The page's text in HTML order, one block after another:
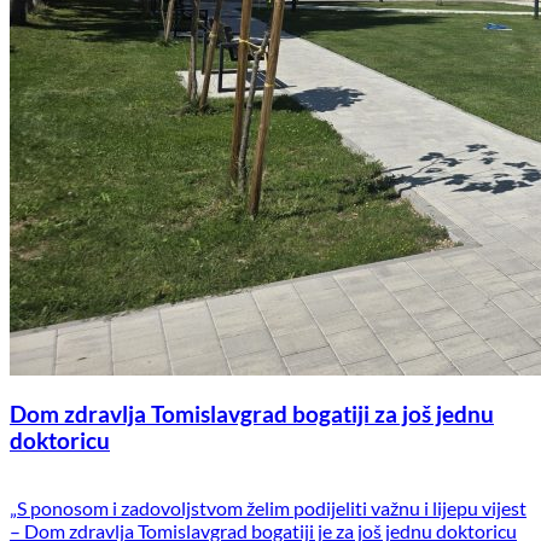
Dom zdravlja Tomislavgrad bogatiji za još jednu
doktoricu
„S ponosom i zadovoljstvom želim podijeliti važnu i lijepu vijest
– Dom zdravlja Tomislavgrad bogatiji je za još jednu doktoricu